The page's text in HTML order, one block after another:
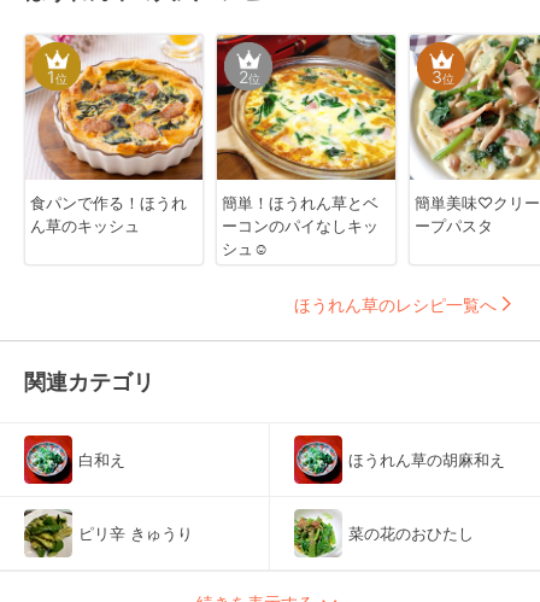
1位
食パンで作る！ほうれ
ん草のキッシュ
2位
簡単！ほうれん草とベ
ーコンのパイなしキッ
シュ☺
3位
簡単美味♡クリ
ープパスタ
ほうれん草のレシピ一覧へ
関連カテゴリ
白和え ほうれん草の胡麻和え
ピリ辛 きゅうり 菜の花のおひたし